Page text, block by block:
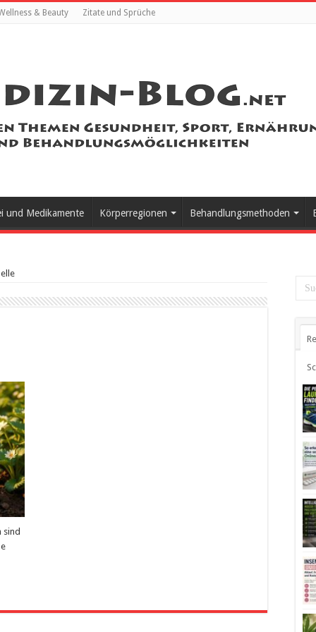
& Beauty Zitate und Sprüche
und Medikamente Körperregionen Behandlungsmethoden
sind